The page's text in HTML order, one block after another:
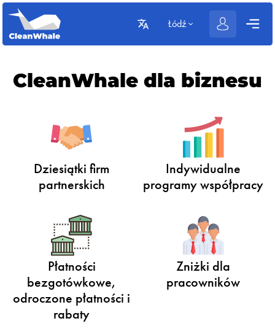
Łódź
CleanWhale dla biznesu
Dziesiątki firm
partnerskich
Indywidualne
programy współpracy
Płatności
bezgotówkowe,
odroczone płatności i
rabaty
Zniżki dla
pracowników